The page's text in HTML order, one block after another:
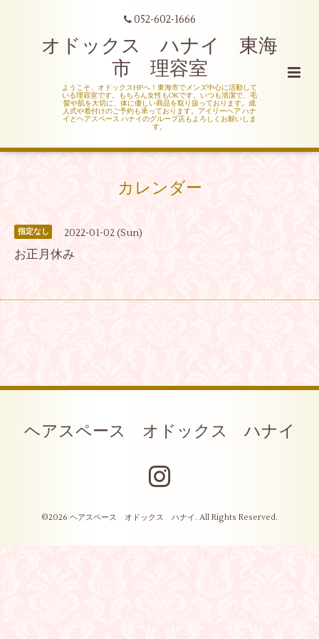
052-602-1666
オドックス ハナイ 東海
市 理容室
ようこそ、オドックスHPへ！東海市でメンズ中心に活動して
いる理容室です。もちろん女性もOKです。いつも清潔で、毛
髪や肌を大切に、体に優しい商品を取り扱っております。成
人式や着付けのご予約も承っております。アイリーヘア ハナ
イとヘアスペース ハナイのグループ店もよろしくお願いしま
す。
カレンダー
指定なし 2022-01-02 (Sun)
お正月休み
ヘアスペース オドックス ハナイ
©2026 ヘアスペース オドックス ハナイ . All Rights Reserved.